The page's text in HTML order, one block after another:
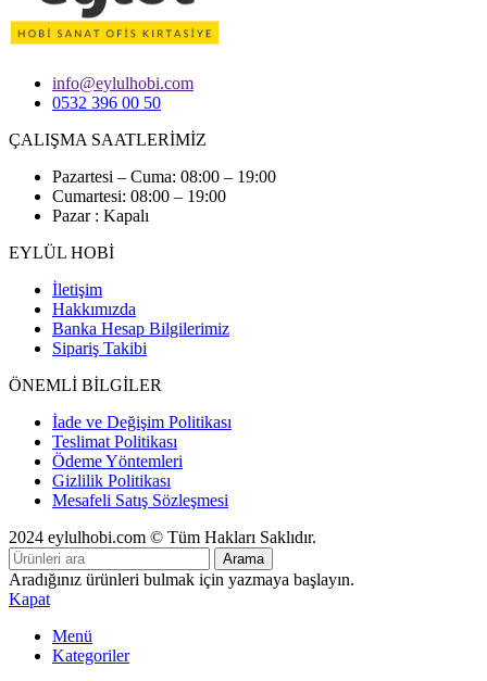
info@eylulhobi.com
0532 396 00 50
ÇALIŞMA SAATLERİMİZ
Pazartesi – Cuma: 08:00 – 19:00
Cumartesi: 08:00 – 19:00
Pazar : Kapalı
EYLÜL HOBİ
İletişim
Hakkımızda
Banka Hesap Bilgilerimiz
Sipariş Takibi
ÖNEMLİ BİLGİLER
İade ve Değişim Politikası
Teslimat Politikası
Ödeme Yöntemleri
Gizlilik Politikası
Mesafeli Satış Sözleşmesi
2024 eylulhobi.com © Tüm Hakları Saklıdır.
Arama
Aradığınız ürünleri bulmak için yazmaya başlayın.
Kapat
Menü
Kategoriler